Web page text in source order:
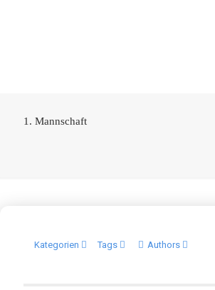
1. Mannschaft
Kategorien Tags Authors